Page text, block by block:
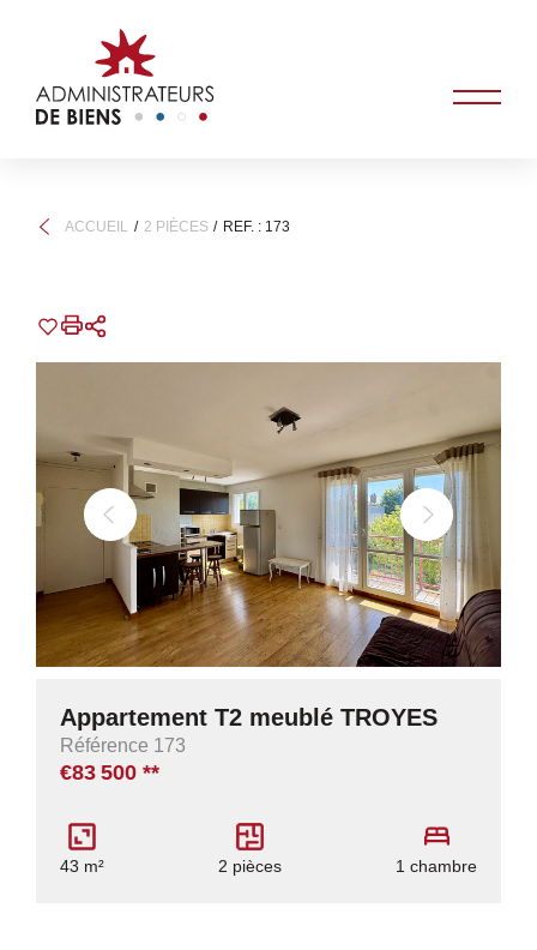
ACCUEIL 2 PIÈCES REF. : 173
Appartement T2 meublé TROYES
Référence 173
€83 500 **
43 m² 2 pièces 1 chambre